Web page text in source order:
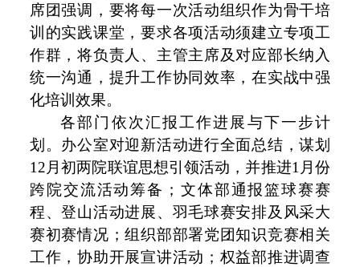
席团强调，要将每一次活动组织作为骨干培
训的实践课堂，要求各项活动须建立专项工
作群，将负责人、主管主席及对应部长纳入
统一沟通，提升工作协同效率，在实战中强
化培训效果。
各部门依次汇报工作进展与下一步计
划。办公室对迎新活动进行全面总结，谋划
12月初两院联谊思想引领活动，并推进1月份
跨院交流活动筹备；文体部通报篮球赛赛
程、登山活动进展、羽毛球赛安排及风采大
赛初赛情况；组织部部署党团知识竞赛相关
工作，协助开展宣讲活动；权益部推进调查